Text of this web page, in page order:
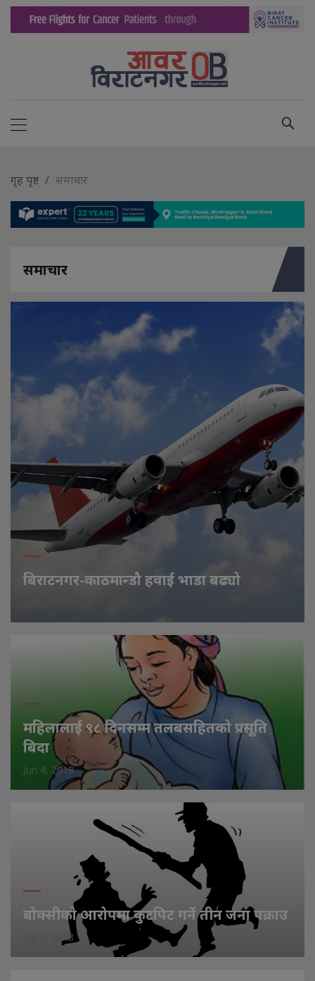
गृह पृष्ट समाचार
समाचार
बिराटनगर-काठमान्डौ हवाई भाडा बढ्यो
महिलालाई ९८ दिनसम्म तलबसहितको प्रसूति
बिदा
Jun 4, 2018
बोक्सीको आरोपमा कुटपिट गर्ने तीन जना पक्राउ
Jun 4, 2018